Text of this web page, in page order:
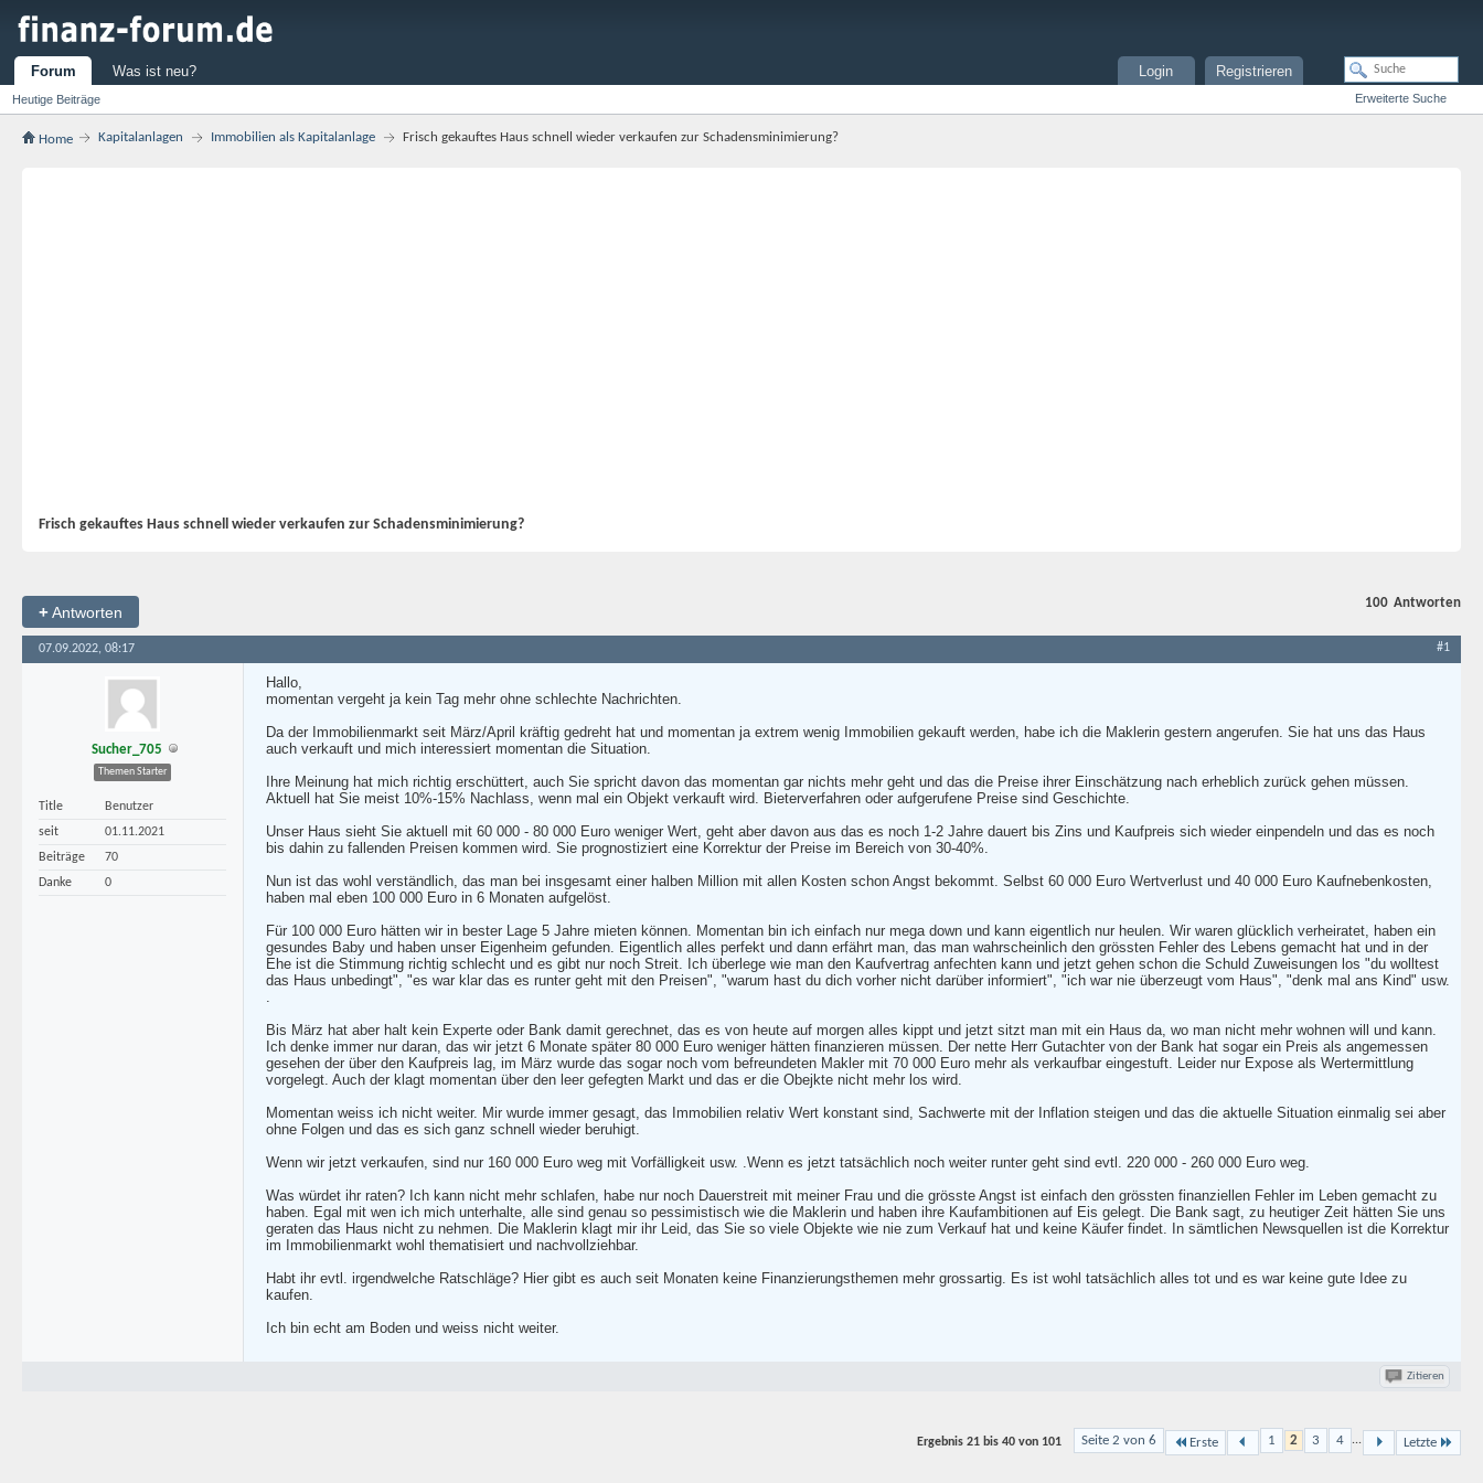
Forum
Heutige Beiträge
Was ist neu? Registrieren
Login
Erweiterte Suche
Home Kapitalanlagen Immobilien als Kapitalanlage Frisch gekauftes Haus schnell wieder verkaufen zur Schadensminimierung?
Frisch gekauftes Haus schnell wieder verkaufen zur Schadensminimierung?
+Antworten
100 Antworten
07.09.2022, 08:17 #1
Sucher_705
Themen Starter
Title
Benutzer
seit
01.11.2021
Beiträge
70
Danke
0
Hallo,
momentan vergeht ja kein Tag mehr ohne schlechte Nachrichten.
Da der Immobilienmarkt seit März/April kräftig gedreht hat und momentan ja extrem wenig Immobilien gekauft werden, habe ich die Maklerin gestern angerufen. Sie hat uns das Haus
auch verkauft und mich interessiert momentan die Situation.
Ihre Meinung hat mich richtig erschüttert, auch Sie spricht davon das momentan gar nichts mehr geht und das die Preise ihrer Einschätzung nach erheblich zurück gehen müssen.
Aktuell hat Sie meist 10%-15% Nachlass, wenn mal ein Objekt verkauft wird. Bieterverfahren oder aufgerufene Preise sind Geschichte.
Unser Haus sieht Sie aktuell mit 60 000 - 80 000 Euro weniger Wert, geht aber davon aus das es noch 1-2 Jahre dauert bis Zins und Kaufpreis sich wieder einpendeln und das es noch
bis dahin zu fallenden Preisen kommen wird. Sie prognostiziert eine Korrektur der Preise im Bereich von 30-40%.
Nun ist das wohl verständlich, das man bei insgesamt einer halben Million mit allen Kosten schon Angst bekommt. Selbst 60 000 Euro Wertverlust und 40 000 Euro Kaufnebenkosten,
haben mal eben 100 000 Euro in 6 Monaten aufgelöst.
Für 100 000 Euro hätten wir in bester Lage 5 Jahre mieten können. Momentan bin ich einfach nur mega down und kann eigentlich nur heulen. Wir waren glücklich verheiratet, haben ein
gesundes Baby und haben unser Eigenheim gefunden. Eigentlich alles perfekt und dann erfährt man, das man wahrscheinlich den grössten Fehler des Lebens gemacht hat und in der
Ehe ist die Stimmung richtig schlecht und es gibt nur noch Streit. Ich überlege wie man den Kaufvertrag anfechten kann und jetzt gehen schon die Schuld Zuweisungen los "du wolltest
das Haus unbedingt", "es war klar das es runter geht mit den Preisen", "warum hast du dich vorher nicht darüber informiert", "ich war nie überzeugt vom Haus", "denk mal ans Kind" usw.
.
Bis März hat aber halt kein Experte oder Bank damit gerechnet, das es von heute auf morgen alles kippt und jetzt sitzt man mit ein Haus da, wo man nicht mehr wohnen will und kann.
Ich denke immer nur daran, das wir jetzt 6 Monate später 80 000 Euro weniger hätten finanzieren müssen. Der nette Herr Gutachter von der Bank hat sogar ein Preis als angemessen
gesehen der über den Kaufpreis lag, im März wurde das sogar noch vom befreundeten Makler mit 70 000 Euro mehr als verkaufbar eingestuft. Leider nur Expose als Wertermittlung
vorgelegt. Auch der klagt momentan über den leer gefegten Markt und das er die Obejkte nicht mehr los wird.
Momentan weiss ich nicht weiter. Mir wurde immer gesagt, das Immobilien relativ Wert konstant sind, Sachwerte mit der Inflation steigen und das die aktuelle Situation einmalig sei aber
ohne Folgen und das es sich ganz schnell wieder beruhigt.
Wenn wir jetzt verkaufen, sind nur 160 000 Euro weg mit Vorfälligkeit usw. .Wenn es jetzt tatsächlich noch weiter runter geht sind evtl. 220 000 - 260 000 Euro weg.
Was würdet ihr raten? Ich kann nicht mehr schlafen, habe nur noch Dauerstreit mit meiner Frau und die grösste Angst ist einfach den grössten finanziellen Fehler im Leben gemacht zu
haben. Egal mit wen ich mich unterhalte, alle sind genau so pessimistisch wie die Maklerin und haben ihre Kaufambitionen auf Eis gelegt. Die Bank sagt, zu heutiger Zeit hätten Sie uns
geraten das Haus nicht zu nehmen. Die Maklerin klagt mir ihr Leid, das Sie so viele Objekte wie nie zum Verkauf hat und keine Käufer findet. In sämtlichen Newsquellen ist die Korrektur
im Immobilienmarkt wohl thematisiert und nachvollziehbar.
Habt ihr evtl. irgendwelche Ratschläge? Hier gibt es auch seit Monaten keine Finanzierungsthemen mehr grossartig. Es ist wohl tatsächlich alles tot und es war keine gute Idee zu
kaufen.
Ich bin echt am Boden und weiss nicht weiter.
Zitieren
Seite 2 von 6 Erste 1 2 3 4 ... Letzte
Ergebnis 21 bis 40 von 101